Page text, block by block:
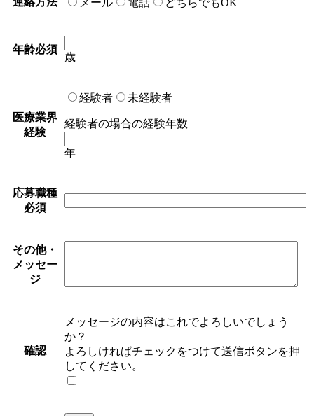
年齢必須
歳
医療業界
経験
経験者 未経験者
経験者の場合の経験年数
年
応募職種
必須
その他・
メッセー
ジ
確認
メッセージの内容はこれでよろしいでしょう
か？
よろしければチェックをつけて送信ボタンを押
してください。